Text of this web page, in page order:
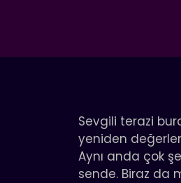
Sevgili terazi
yeniden
Aynı anda çok
sende. Biraz da